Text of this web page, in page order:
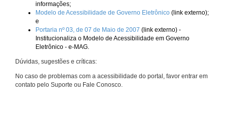
informações;
Modelo de Acessibilidade de Governo Eletrônico (link externo);
e
Portaria nº 03, de 07 de Maio de 2007 (link externo) -
Institucionaliza o Modelo de Acessibilidade em Governo
Eletrônico - e-MAG.
Dúvidas, sugestões e críticas:
No caso de problemas com a acessibilidade do portal, favor entrar em
contato pelo Suporte ou Fale Conosco.